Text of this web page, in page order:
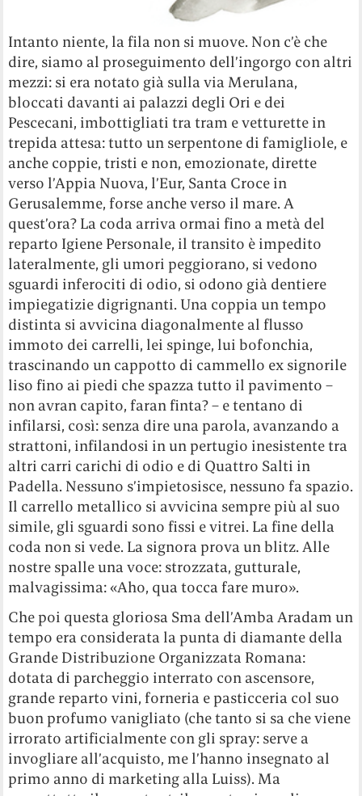
Intanto niente, la fila non si muove. Non c’è che
dire, siamo al proseguimento dell’ingorgo con altri
mezzi: si era notato già sulla via Merulana,
bloccati davanti ai palazzi degli Ori e dei
Pescecani, imbottigliati tra tram e vetturette in
trepida attesa: tutto un serpentone di famigliole, e
anche coppie, tristi e non, emozionate, dirette
verso l’Appia Nuova, l’Eur, Santa Croce in
Gerusalemme, forse anche verso il mare. A
quest’ora? La coda arriva ormai fino a metà del
reparto Igiene Personale, il transito è impedito
lateralmente, gli umori peggiorano, si vedono
sguardi inferociti di odio, si odono già dentiere
impiegatizie digrignanti. Una coppia un tempo
distinta si avvicina diagonalmente al flusso
immoto dei carrelli, lei spinge, lui bofonchia,
trascinando un cappotto di cammello ex signorile
liso fino ai piedi che spazza tutto il pavimento –
non avran capito, faran finta? – e tentano di
infilarsi, così: senza dire una parola, avanzando a
strattoni, infilandosi in un pertugio inesistente tra
altri carri carichi di odio e di Quattro Salti in
Padella. Nessuno s’impietosisce, nessuno fa spazio.
Il carrello metallico si avvicina sempre più al suo
simile, gli sguardi sono fissi e vitrei. La fine della
coda non si vede. La signora prova un blitz. Alle
nostre spalle una voce: strozzata, gutturale,
malvagissima: «Aho, qua tocca fare muro».
Che poi questa gloriosa Sma dell’Amba Aradam un
tempo era considerata la punta di diamante della
Grande Distribuzione Organizzata Romana:
dotata di parcheggio interrato con ascensore,
grande reparto vini, forneria e pasticceria col suo
buon profumo vanigliato (che tanto si sa che viene
irrorato artificialmente con gli spray: serve a
invogliare all’acquisto, me l’hanno insegnato al
primo anno di marketing alla Luiss). Ma